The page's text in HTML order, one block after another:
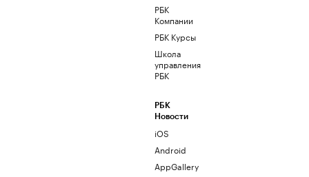
РБК
Компании
РБК Курсы
Школа
управления
РБК
РБК
Новости
iOS
Android
AppGallery